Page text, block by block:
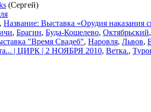
(Сергей)
, Название: Выставка «Орудия наказания
, Брагин, Буда-Кошелево, Октябрьский,
"Время Свадеб", Наровля, Львов,
| ЦИРК | 2 НОЯБРЯ 2010, Ветка.,